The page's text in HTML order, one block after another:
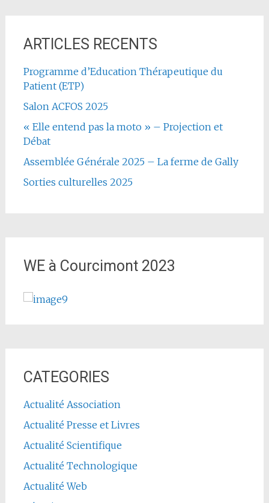
ARTICLES RECENTS
Programme d’Education Thérapeutique du
Patient (ETP)
Salon ACFOS 2025
« Elle entend pas la moto » – Projection et
Débat
Assemblée Générale 2025 – La ferme de Gally
Sorties culturelles 2025
WE à Courcimont 2023
CATEGORIES
Actualité Association
Actualité Presse et Livres
Actualité Scientifique
Actualité Technologique
Actualité Web